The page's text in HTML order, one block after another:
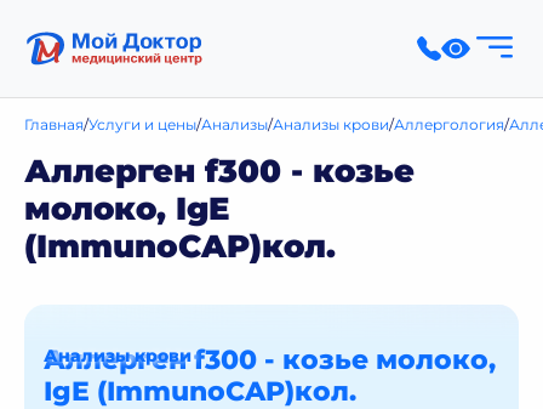
Главная Услуги и цены Анализы Анализы крови Аллергология
Аллерген f300 - козье
молоко, IgE
(ImmunoCAP)кол.
Аллерген f300 - козье молоко,
IgE (ImmunoCAP)кол.
Анализы крови